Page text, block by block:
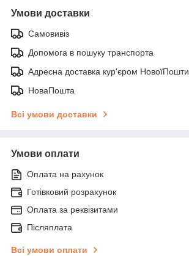
Умови доставки
Самовивіз
Допомога в пошуку транспорта
Адресна доставка кур'єром НовоїПошти
НоваПошта
Всі умови доставки
Умови оплати
Оплата на рахунок
Готівковий розрахунок
Оплата за реквізитами
Післяплата
Всі умови оплати